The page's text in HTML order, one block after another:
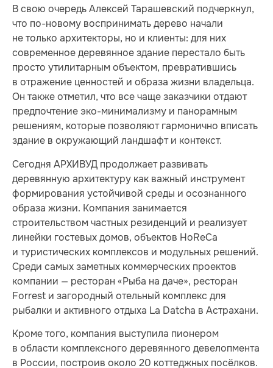
В свою очередь Алексей Тарашевский подчеркнул,
что по-новому воспринимать дерево начали
не только архитекторы, но и клиенты: для них
современное деревянное здание перестало быть
просто утилитарным объектом, превратившись
в отражение ценностей и образа жизни владельца.
Он также отметил, что все чаще заказчики отдают
предпочтение эко-минимализму и панорамным
решениям, которые позволяют гармонично вписать
здание в окружающий ландшафт и контекст.
Сегодня АРХИВУД продолжает развивать
деревянную архитектуру как важный инструмент
формирования устойчивой среды и осознанного
образа жизни. Компания занимается
строительством частных резиденций и реализует
линейки гостевых домов, объектов HoReCa
и туристических комплексов и модульных решений.
Среди самых заметных коммерческих проектов
компании — ресторан «Рыба на даче», ресторан
Forrest и загородный отельный комплекс для
рыбалки и активного отдыха La Datcha в Астрахани.
Кроме того, компания выступила пионером
в области комплексного деревянного девелопмента
в России, построив около 20 коттеджных посёлков.